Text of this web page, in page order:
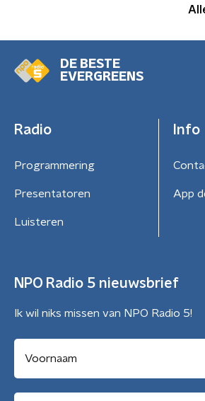
DE BESTE
EVERGREENS
Radio
Programmering
Presentatoren
Luisteren
Info
App
NPO Radio 5 nieuwsbrief
Ik wil niks missen van NPO Radio 5!